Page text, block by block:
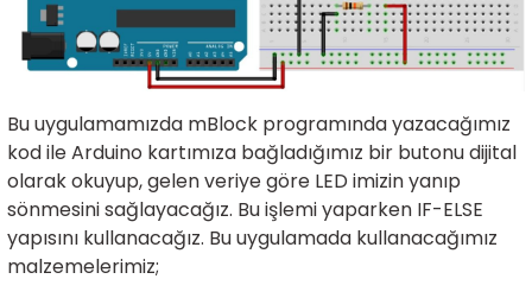
Özel Filamentler
Bu uygulamamızda mBlock programında yazacağımız
kod ileArduino kartımıza bağladığımız bir butonu dijital
olarak okuyup, gelen veriye göre LED imizin yanıp
sönmesini sağlayacağız. Bu işlemi yaparken IF-ELSE
yapısını kullanacağız. Bu uygulamada kullanacağımız
malzemelerimiz;